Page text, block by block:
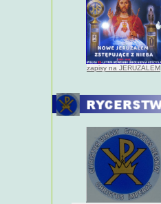
zapisy na JERUZALEM